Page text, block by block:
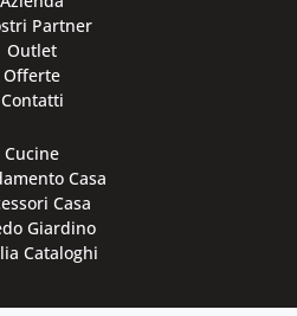
Partner
Outlet
Offerte
Contatti
Cucine
Casa
Casa
Giardino
Cataloghi